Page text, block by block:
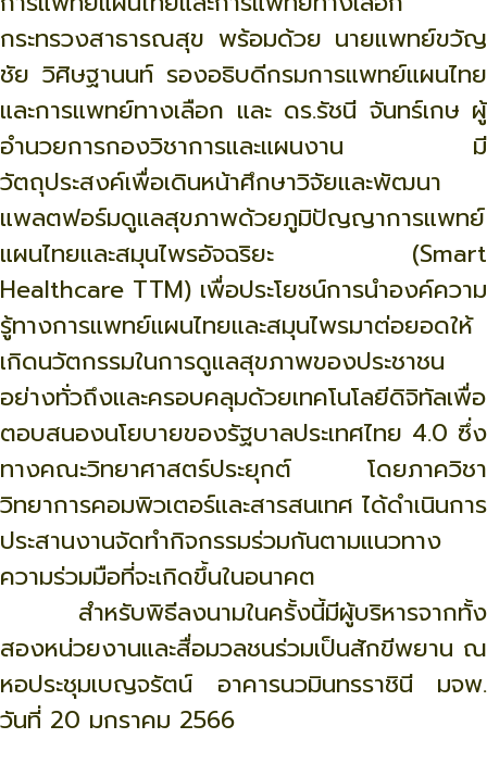
กระทรวงสาธารณสุข พร้อมด้วย นายแพทย์ขวัญ
ชัย วิศิษฐานนท์ รองอธิบดีกรมการแพทย์แผนไทย
และการแพทย์ทางเลือก และ ดร.รัชนี จันทร์เกษ ผู้
อำนวยการกองวิชาการและแผนงาน มี
วัตถุประสงค์เพื่อเดินหน้าศึกษาวิจัยและพัฒนา
แพลตฟอร์มดูแลสุขภาพด้วยภูมิปัญญาการแพทย์
แผนไทยและสมุนไพรอัจฉริยะ (Smart
Healthcare TTM) เพื่อประโยชน์การนำองค์ความ
รู้ทางการแพทย์แผนไทยและสมุนไพรมาต่อยอดให้
เกิดนวัตกรรมในการดูแลสุขภาพของประชาชน
อย่างทั่วถึงและครอบคลุมด้วยเทคโนโลยีดิจิทัลเพื่อ
ตอบสนองนโยบายของรัฐบาลประเทศไทย 4.0 ซึ่ง
ทางคณะวิทยาศาสตร์ประยุกต์ โดยภาควิชา
วิทยาการคอมพิวเตอร์และสารสนเทศ ได้ดำเนินการ
ประสานงานจัดทำกิจกรรมร่วมกันตามแนวทาง
ความร่วมมือที่จะเกิดขึ้นในอนาคต
สำหรับพิธีลงนามในครั้งนี้มีผู้บริหารจากทั้ง
สองหน่วยงานและสื่อมวลชนร่วมเป็นสักขีพยาน ณ
หอประชุมเบญจรัตน์ อาคารนวมินทรราชินี มจพ.
วันที่ 20 มกราคม 2566